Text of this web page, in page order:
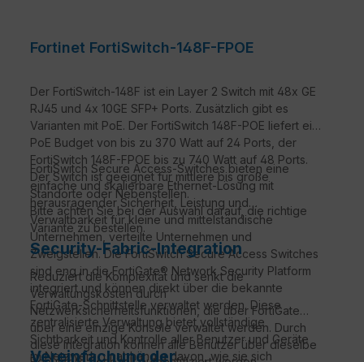
Fortinet FortiSwitch-148F-FPOE
Der FortiSwitch-148F ist ein Layer 2 Switch mit 48x GE
RJ45 und 4x 10GE SFP+ Ports. Zusätzlich gibt es
Varianten mit PoE. Der FortiSwitch 148F-POE liefert ein
PoE Budget von bis zu 370 Watt auf 24 Ports, der
FortiSwitch 148F-FPOE bis zu 740 Watt auf 48 Ports.
Der Switch ist geeignet für mittlere bis große
Standorte oder Nebenstellen.
Bitte achten Sie bei der Auswahl darauf, die richtige
Variante zu bestellen.
FortiSwitch Secure Access-Switches bieten eine
einfache und skalierbare Ethernet-Lösung mit
herausragender Sicherheit, Leistung und
Verwaltbarkeit für kleine und mittelständische
Unternehmen, verteilte Unternehmen und
Zweigstellen. Die FortiSwitch Secure Access Switches
sind eng in die FortiGate® Network Security Platform
integriert und können direkt über die bekannte
FortiGate-Schnittstelle verwaltet werden. Diese
zentralisierte Verwaltung bietet vollständige
Sichtbarkeit und Kontrolle aller Benutzer und Geräte
im Netzwerk, unabhängig davon, wie sie sich
Security-Fabric-Integration
Reduziert die Komplexität und senkt die
Verwaltungskosten durch
Netzwerksicherheitsfunktionen, die über FortiGate
über eine einzige Konsole verwaltet werden. Durch
diese Integration können alle Benutzer über dieselbe
Vereinfachung der